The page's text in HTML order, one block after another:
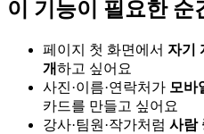
이 기능이 필요한 순
페이지 첫 화면에서 자기
개하고 싶어요
사진·이름·연락처가 모바
카드를 만들고 싶어요
강사·팀원·작가처럼 사람